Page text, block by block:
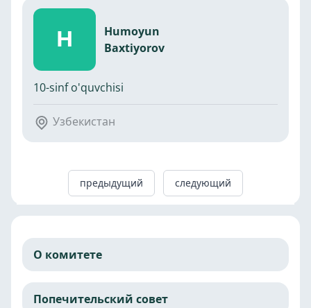
H
Humoyun
Baxtiyorov
10-sinf o'quvchisi
Узбекистан
предыдущий следующий
О комитете
Попечительский совет